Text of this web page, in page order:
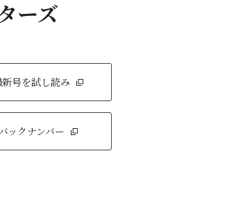
ーズ
新号を試し読み
ックナンバー